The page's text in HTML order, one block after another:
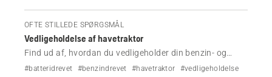
OFTE STILLEDE SPØRGSMÅL
Vedligeholdelse af havetraktor
Find ud af, hvordan du vedligeholder din benzin- og
batteridrevne Husqvarna-havetraktor.
#batteridrevet #benzindrevet #havetraktor #vedligeholdelse